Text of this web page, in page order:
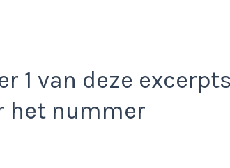
1 van deze
het nummer